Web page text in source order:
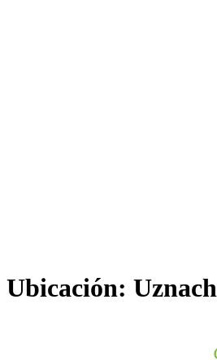
Ubicación: Uznach